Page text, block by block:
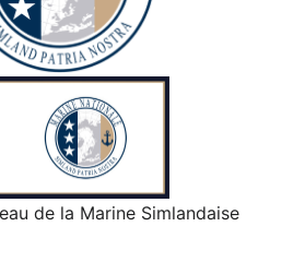
de la Marine Simlandaise